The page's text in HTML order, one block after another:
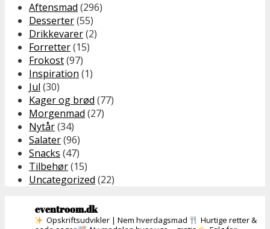
Aftensmad (296)
Desserter(55)
Drikkevarer(2)
Forretter(15)
Frokost(97)
Inspiration (1)
Jul (30)
Kager og brød (77)
Morgenmad (27)
Nytår(34)
Salater(96)
Snacks (47)
Tilbehør(15)
Uncategorized (22)
eventroom.dk
Opskriftsudvikler | Nem hverdagsmad
Hurtige retter &